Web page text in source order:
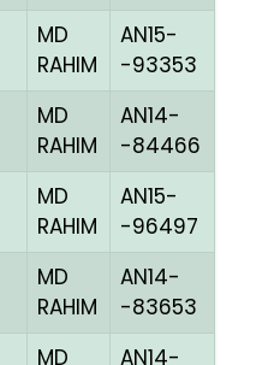
MD
RAHIM
AN15-
-93353
MD
RAHIM
AN14-
-84466
MD
RAHIM
AN15-
-96497
MD
RAHIM
AN14-
-83653
MD
AN14-